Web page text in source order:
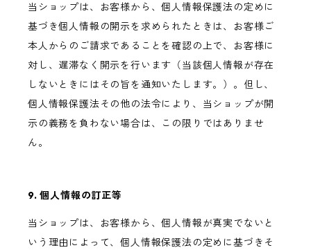
当ショップは、お客様から、個人情報保護法の定めに
基づき個人情報の開示を求められたときは、お客様ご
本人からのご請求であることを確認の上で、お客様に
対し、遅滞なく開示を行います（当該個人情報が存在
しないときにはその旨を通知いたします。）。但し、
個人情報保護法その他の法令により、当ショップが開
示の義務を負わない場合は、この限りではありませ
ん。
9. 個人情報の訂正等
当ショップは、お客様から、個人情報が真実でないと
いう理由によって、個人情報保護法の定めに基づきそ